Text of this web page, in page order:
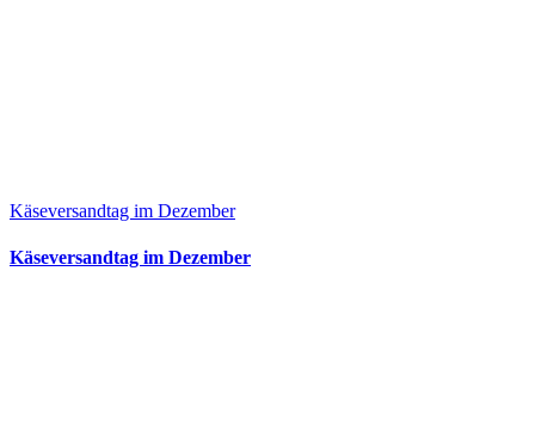
Käseversandtag im Dezember
Käseversandtag im Dezember